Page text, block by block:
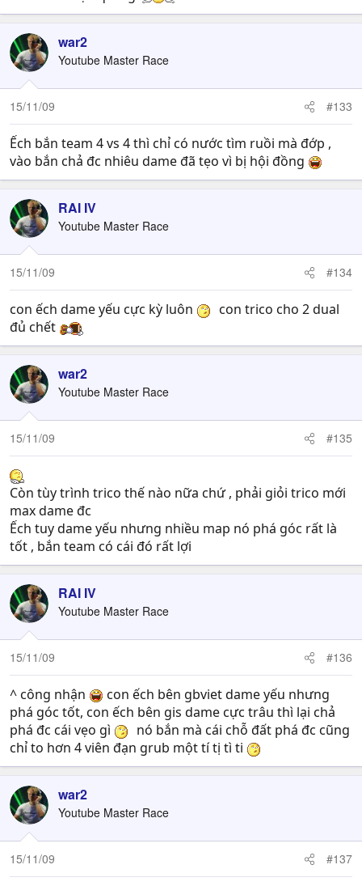
war2
Youtube Master Race
15/11/09 #133
Ếch bắn team 4 vs 4 thì chỉ có nước tìm ruồi mà đớp ,
vào bắn chả đc nhiêu dame đã tẹo vì bị hội đồng
RAI IV
Youtube Master Race
15/11/09 #134
con ếch dame yếu cực kỳ luôn
con trico cho 2 dual
đủ chết
war2
Youtube Master Race
15/11/09 #135
Còn tùy trình trico thế nào nữa chứ , phải giỏi trico mới
max dame đc
Ếch tuy dame yếu nhưng nhiều map nó phá góc rất là
tốt , bắn team có cái đó rất lợi
RAI IV
Youtube Master Race
15/11/09 #136
^ công nhận
con ếch bên gbviet dame yếu nhưng
phá góc tốt, con ếch bên gis dame cực trâu thì lại chả
phá đc cái vẹo gì
nó bắn mà cái chỗ đất phá đc cũng
chỉ to hơn 4 viên đạn grub một tí tị tì ti
war2
Youtube Master Race
15/11/09 #137